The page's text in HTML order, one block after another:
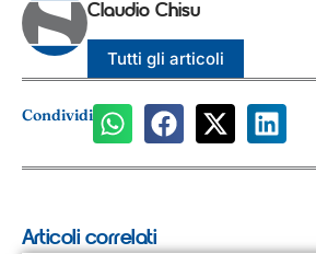
Claudio Chisu
Tutti gli articoli
Condividi
Articoli correlati